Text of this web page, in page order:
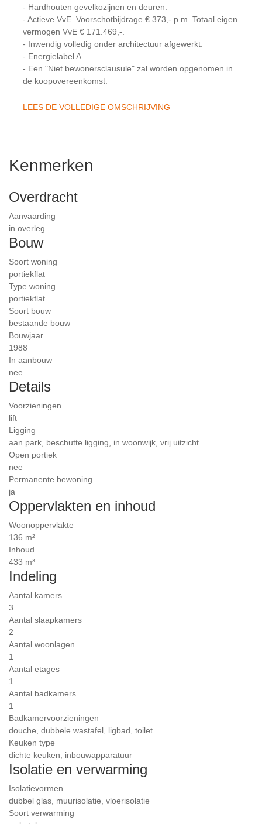
- Hardhouten gevelkozijnen en deuren.
- Actieve VvE. Voorschotbijdrage € 373,- p.m. Totaal eigen
vermogen VvE € 171.469,-.
- Inwendig volledig onder architectuur afgewerkt.
- Energielabel A.
- Een "Niet bewonersclausule" zal worden opgenomen in
de koopovereenkomst.
LEES DE VOLLEDIGE OMSCHRIJVING
Kenmerken
Overdracht
Aanvaarding
in overleg
Bouw
Soort woning
portiekflat
Type woning
portiekflat
Soort bouw
bestaande bouw
Bouwjaar
1988
In aanbouw
nee
Details
Voorzieningen
lift
Ligging
aan park, beschutte ligging, in woonwijk, vrij uitzicht
Open portiek
nee
Permanente bewoning
ja
Oppervlakten en inhoud
Woonoppervlakte
136 m²
Inhoud
433 m³
Indeling
Aantal kamers
3
Aantal slaapkamers
2
Aantal woonlagen
1
Aantal etages
1
Aantal badkamers
1
Badkamervoorzieningen
douche, dubbele wastafel, ligbad, toilet
Keuken type
dichte keuken, inbouwapparatuur
Isolatie en verwarming
Isolatievormen
dubbel glas, muurisolatie, vloerisolatie
Soort verwarming